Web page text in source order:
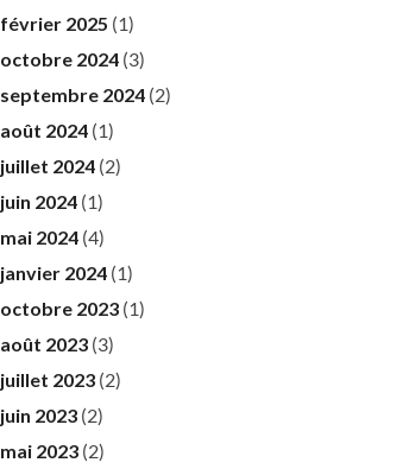
février 2025 (1)
octobre 2024(3)
septembre 2024(2)
août 2024(1)
juillet 2024(2)
juin 2024(1)
mai 2024(4)
janvier 2024(1)
octobre 2023(1)
août 2023(3)
juillet 2023(2)
juin 2023(2)
mai 2023(2)